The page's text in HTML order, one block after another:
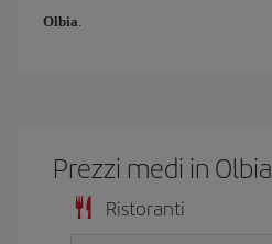
Olbia.
Prezzi medi in Olbia
Ristoranti